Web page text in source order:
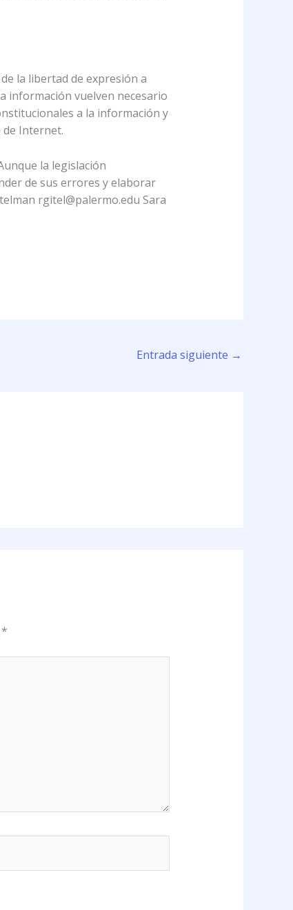
la libertad de expresión a
información vuelven necesario
a la información y
Internet.
la legislación
de sus errores y elaborar
rgitel@palermo.edu Sara
Entrada siguiente →
*